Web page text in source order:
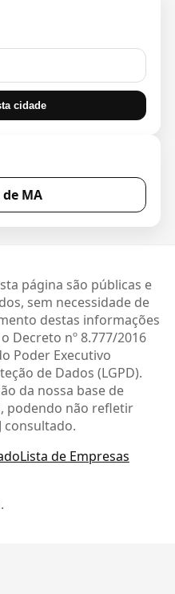
cidade
MA
página são públicas e
sem necessidade de
destas informações
Decreto nº 8.777/2016
Poder Executivo
de Dados (LGPD).
da nossa base de
podendo não refletir
consultado.
Lista de Empresas